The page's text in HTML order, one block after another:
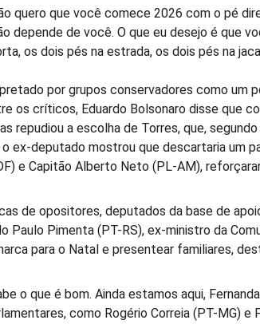
quero que você comece 2026 com o pé
depende de você. O que eu desejo é que
os dois pés na estrada, os dois pés na
por grupos conservadores como um
os críticos, Eduardo Bolsonaro disse que
repudiou a escolha de Torres, que,
ex-deputado mostrou que descartaria um
e Capitão Alberto Neto (PL-AM),
de opositores, deputados da base de
Paulo Pimenta (PT-RS), ex-ministro da
para o Natal e presentear familiares,
o que é bom. Ainda estamos aqui,
como Rogério Correia (PT-MG) e